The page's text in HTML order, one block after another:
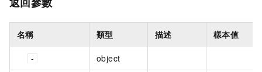
名稱 類型 描述 樣本值
object